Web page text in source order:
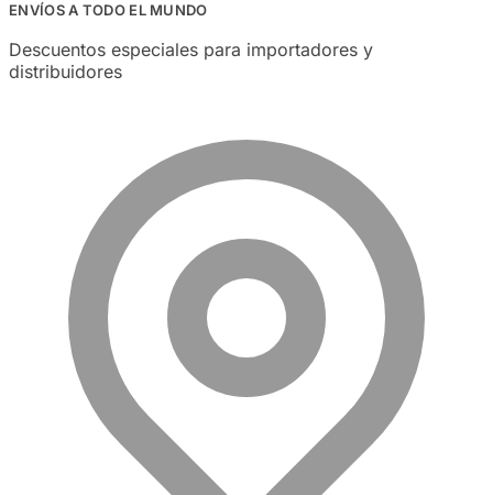
ENVÍOS A TODO EL MUNDO
Descuentos especiales para importadores y
distribuidores